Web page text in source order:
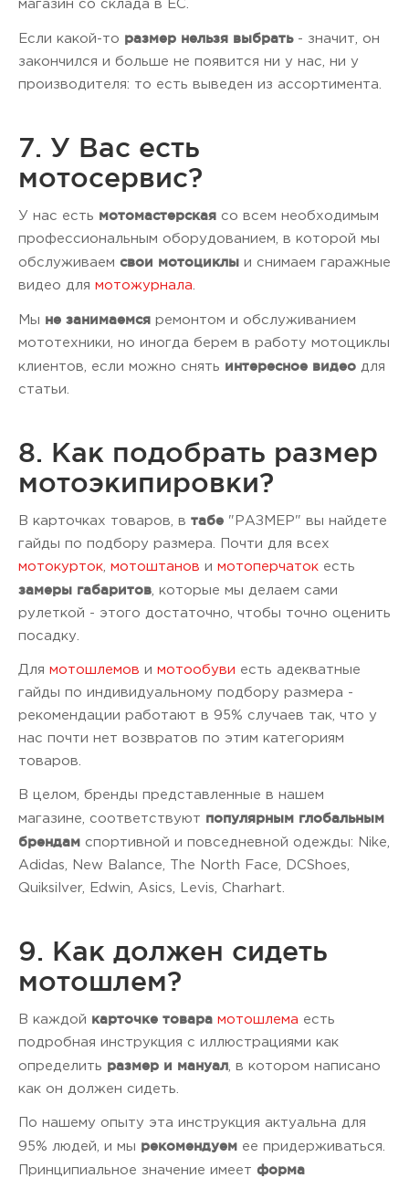
магазин со склада в ЕС.
Если какой-то размер нельзя выбрать- значит, он
закончился и больше не появится ни у нас, ни у
производителя: то есть выведен из ассортимента.
7. У Вас есть
мотосервис?
У нас есть мотомастерская со всем необходимым
профессиональным оборудованием, в которой мы
обслуживаем свои мотоциклы и снимаем гаражные
видео для мотожурнала
Мы не занимаемся ремонтом и обслуживанием
мототехники, но иногда берем в работу мотоциклы
клиентов, если можно снять интересное видео для
статьи.
8. Как подобрать размер
мотоэкипировки?
В карточках товаров, в табе "РАЗМЕР" вы найдете
гайды по подбору размера. Почти для всех
мотокурток
мотоштанов и мотоперчаток есть
замеры габаритов , которые мы делаем сами
рулеткой - этого достаточно, чтобы точно оценить
посадку.
Для мотошлемов и мотообуви есть адекватные
гайды по индивидуальному подбору размера -
рекомендации работают в 95% случаев так, что у
нас почти нет возвратов по этим категориям
товаров.
В целом, бренды представленные в нашем
магазине, соответствуют популярным глобальным
брендам спортивной и повседневной одежды: Nike,
Adidas, New Balance, The North Face, DCShoes,
Quiksilver, Edwin, Asics, Levis, Charhart.
9. Как должен сидеть
мотошлем?
В каждой карточке товара мотошлема есть
подробная инструкция с иллюстрациями как
определить размер и мануал , в котором написано
как он должен сидеть.
По нашему опыту эта инструкция актуальна для
95% людей, и мы рекомендуем ее придерживаться.
Принципиальное значение имеет форма